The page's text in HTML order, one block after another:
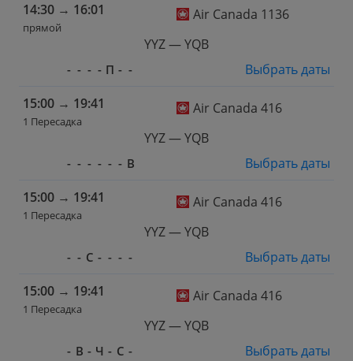
14:30 → 16:01
прямой
Air Canada 1136
YYZ — YQB
- - - - П - -
Выбрать даты
15:00 → 19:41
1 Пересадка
Air Canada 416
YYZ — YQB
- - - - - - В
Выбрать даты
15:00 → 19:41
1 Пересадка
Air Canada 416
YYZ — YQB
- - С - - - -
Выбрать даты
15:00 → 19:41
1 Пересадка
Air Canada 416
YYZ — YQB
- В - Ч - С -
Выбрать даты